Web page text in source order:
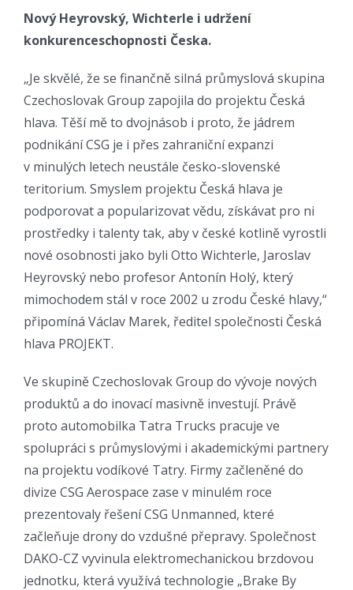
Nový Heyrovský, Wichterle i udržení
konkurenceschopnosti Česka.
„Je skvělé, že se finančně silná průmyslová skupina
Czechoslovak Group zapojila do projektu Česká
hlava. Těší mě to dvojnásob i proto, že jádrem
podnikání CSG je i přes zahraniční expanzi
v minulých letech neustále česko-slovenské
teritorium. Smyslem projektu Česká hlava je
podporovat a popularizovat vědu, získávat pro ni
prostředky i talenty tak, aby v české kotlině vyrostli
nové osobnosti jako byli Otto Wichterle, Jaroslav
Heyrovský nebo profesor Antonín Holý, který
mimochodem stál v roce 2002 u zrodu České hlavy,“
připomíná Václav Marek, ředitel společnosti Česká
hlava PROJEKT.
Ve skupině Czechoslovak Group do vývoje nových
produktů a do inovací masivně investují. Právě
proto automobilka Tatra Trucks pracuje ve
spolupráci s průmyslovými i akademickými partnery
na projektu vodíkové Tatry. Firmy začleněné do
divize CSG Aerospace zase v minulém roce
prezentovaly řešení CSG Unmanned, které
začleňuje drony do vzdušné přepravy. Společnost
DAKO-CZ vyvinula elektromechanickou brzdovou
jednotku, která využívá technologie „Brake By